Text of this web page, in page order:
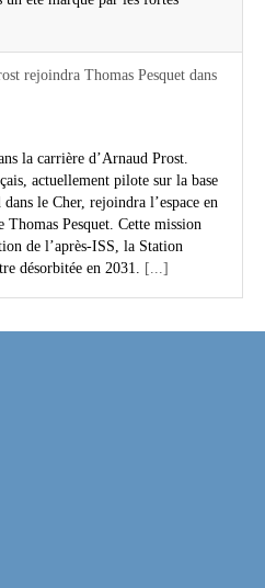
rejoindra Thomas Pesquet dans
la carrière d’Arnaud Prost.
actuellement pilote sur la base
le Cher, rejoindra l’espace en
Thomas Pesquet. Cette mission
de l’après-ISS, la Station
désorbitée en 2031. [...]